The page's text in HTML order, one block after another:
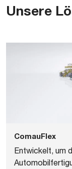
Unsere
ComauFlex
Entwickelt, um